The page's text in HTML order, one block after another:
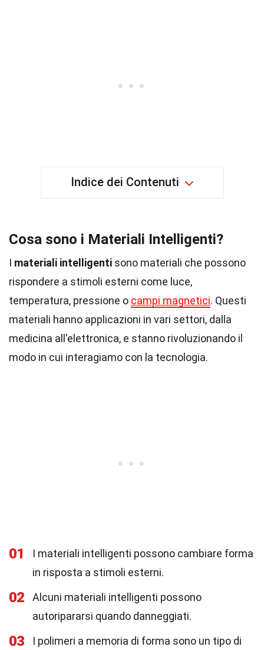
Indice dei Contenuti
Cosa sono i Materiali Intelligenti?
I materiali intelligenti sono materiali che possono
rispondere a stimoli esterni come luce,
temperatura, pressione o campi magnetici. Questi
materiali hanno applicazioni in vari settori, dalla
medicina all'elettronica, e stanno rivoluzionando il
modo in cui interagiamo con la tecnologia.
01
I materiali intelligenti possono cambiare forma
in risposta a stimoli esterni.
02
Alcuni materiali intelligenti possono
autoripararsi quando danneggiati.
03
I polimeri a memoria di forma sono un tipo di